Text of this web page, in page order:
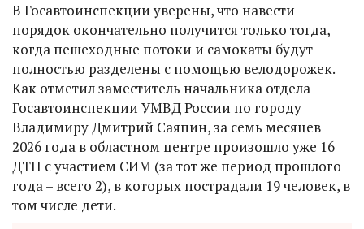
В Госавтоинспекции уверены, что навести
порядок окончательно получится только тогда,
когда пешеходные потоки и самокаты будут
полностью разделены с помощью велодорожек.
Как отметил заместитель начальника отдела
Госавтоинспекции УМВД России по городу
Владимиру Дмитрий Саяпин, за семь месяцев
2026 года в областном центре произошло уже 16
ДТП с участием СИМ (за тот же период прошлого
года – всего 2), в которых пострадали 19 человек, в
том числе дети.